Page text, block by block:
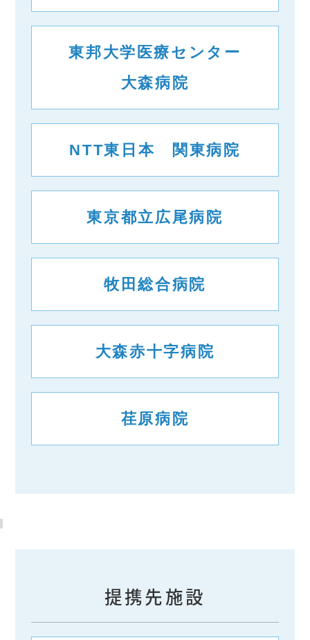
東邦大学医療センター
大森病院
NTT東日本 関東病院
東京都立広尾病院
牧田総合病院
大森赤十字病院
荏原病院
提携先施設